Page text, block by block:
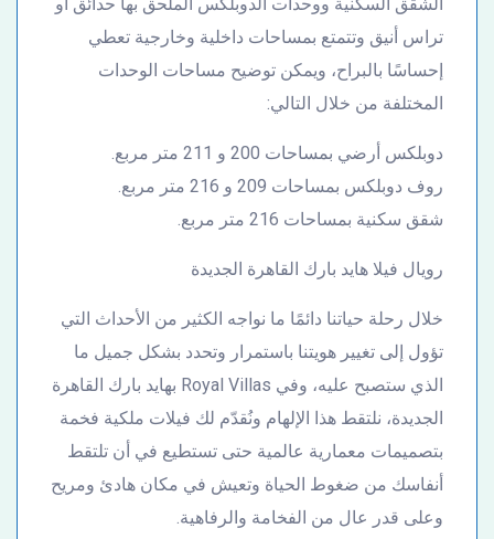
تراس أنيق وتتمتع بمساحات داخلية وخارجية تعطي
إحساسًا بالبراح، ويمكن توضيح مساحات الوحدات
المختلفة من خلال التالي:
دوبلكس أرضي بمساحات 200 و 211 متر مربع.
روف دوبلكس بمساحات 209 و 216 متر مربع.
شقق سكنية بمساحات 216 متر مربع.
رويال فيلا هايد بارك القاهرة الجديدة
خلال رحلة حياتنا دائمًا ما نواجه الكثير من الأحداث التي
تؤول إلى تغيير هويتنا باستمرار وتحدد بشكل جميل ما
الذي ستصبح عليه، وفي Royal Villas بهايد بارك القاهرة
الجديدة، نلتقط هذا الإلهام ونُقدّم لك فيلات ملكية فخمة
بتصميمات معمارية عالمية حتى تستطيع في أن تلتقط
أنفاسك من ضغوط الحياة وتعيش في مكان هادئ ومريح
وعلى قدر عال من الفخامة والرفاهية.